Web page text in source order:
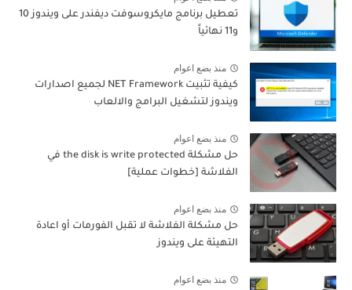
تعطيل برنامج مايكروسوفت ديفندر على ويندوز 10
و11 نهائياً
منذ بضع اعوام
كيفية تثبيت NET Framework لجميع اصدارات
ويندوز لتشغيل البرامج والالعاب
منذ بضع اعوام
حل مشكلة the disk is write protected في
الفلاشة [خطوات عملية]
منذ بضع اعوام
حل مشكلة الفلاشة لا تقبل الفورمات أو اعادة
التهيئة على ويندوز
منذ بضع اعوام